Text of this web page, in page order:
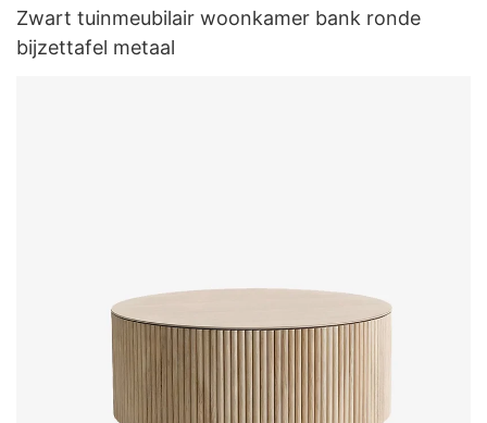
Zwart tuinmeubilair woonkamer bank ronde
bijzettafel metaal